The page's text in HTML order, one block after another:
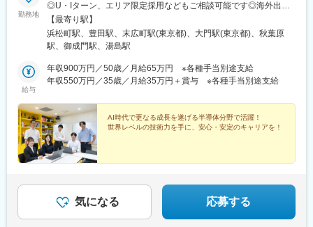
勤務地
◎U・Iターン、エリア限定採用などもご相談可能です◎海外出張
でグローバルに活躍できる配属先もあります※宿泊費・交通費・出
張手当支給【 当社の主要拠点 】◆東京本社（浜松町）◆西東京技
術センター（日野市）◆研修施設「A-LABO」（秋葉原）※受動喫
神奈川県、群馬県、栃木県）を中心に、北海道、岩手県、宮城
県、山梨県、愛知県、岐阜県、三重県、大阪府、滋賀県、広島
(株)荏原フィールドテック／(株)大林組／JFEエンジニアリング
(株)／(株)SUBARU／住友重機械工業(株)／日揮(株)／富士電機(株)
／(株)本田技術研究所／三菱重工業(株)／横河電機(株) など
【最寄り駅】
浜松町駅、豊田駅、末広町駅(東京都)、大門駅(東京都)、秋葉原
駅、御成門駅、湯島駅
給与
年収900万円／50歳／月給65万円 ※各種手当別途支給
年収550万円／35歳／月給35万円＋賞与 ※各種手当別途支給
AI時代で更なる成長を遂げる半導体分野で活躍！
世界レベルの技術力を手に、安心・安定のキャリアを！
気になる 応募する